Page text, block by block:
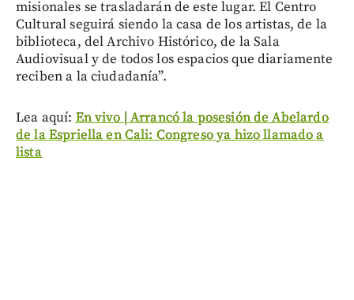
misionales se trasladarán de este lugar. El Centro
Cultural seguirá siendo la casa de los artistas, de la
biblioteca, del Archivo Histórico, de la Sala
Audiovisual y de todos los espacios que diariamente
reciben a la ciudadanía”.
Lea aquí: En vivo | Arrancó la posesión de Abelardo
de la Espriella en Cali: Congreso ya hizo llamado a
lista